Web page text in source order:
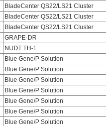
BladeCenter QS22/LS21 Cluster
BladeCenter QS22/LS21 Cluster
BladeCenter QS22/LS21 Cluster
GRAPE-DR
NUDT TH-1
Blue Gene/P Solution
Blue Gene/P Solution
Blue Gene/P Solution
Blue Gene/P Solution
Blue Gene/P Solution
Blue Gene/P Solution
Blue Gene/P Solution